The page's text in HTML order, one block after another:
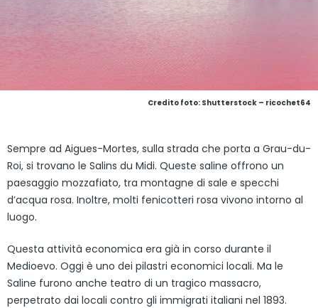
Credito foto: Shutterstock – ricochet64
Sempre ad Aigues-Mortes, sulla strada che porta a Grau-du-
Roi, si trovano le Salins du Midi. Queste saline offrono un
paesaggio mozzafiato, tra montagne di sale e specchi
d’acqua rosa. Inoltre, molti fenicotteri rosa vivono intorno al
luogo.
Questa attività economica era già in corso durante il
Medioevo. Oggi è uno dei pilastri economici locali. Ma le
Saline furono anche teatro di un tragico massacro,
perpetrato dai locali contro gli immigrati italiani nel 1893.